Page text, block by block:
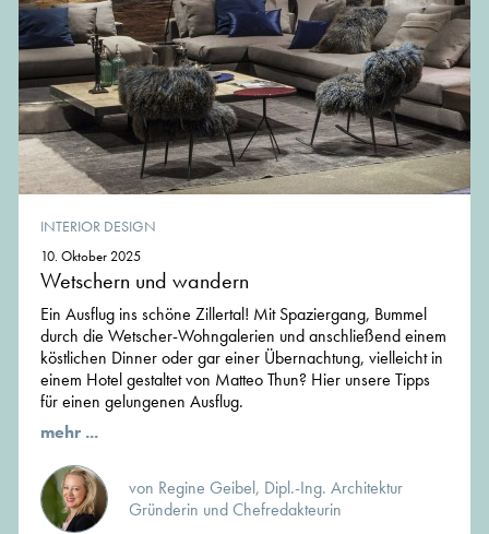
INTERIOR DESIGN
10. Oktober 2025
Wetschern und wandern
Ein Ausflug ins schöne Zillertal! Mit Spaziergang, Bummel
durch die Wetscher-Wohngalerien und anschließend einem
köstlichen Dinner oder gar einer Übernachtung, vielleicht in
einem Hotel gestaltet von Matteo Thun? Hier unsere Tipps
für einen gelungenen Ausflug.
mehr ...
von Regine Geibel, Dipl.-Ing. Architektur
Gründerin und Chefredakteurin